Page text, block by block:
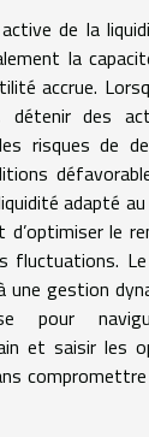
de la
la
accrue.
détenir des
risques de
adapté
le
fluctuations.
une gestion
pour
et saisir les